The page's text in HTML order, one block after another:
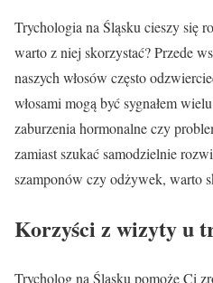
Trychologia na Śląsku cieszy się
warto z niej skorzystać? Przede
naszych włosów często
włosami mogą być sygnałem
zaburzenia hormonalne czy
zamiast szukać samodzielnie
szamponów czy odżywek, warto
Korzyści z wizyty u
Trycholog na Śląsku pomoże Ci